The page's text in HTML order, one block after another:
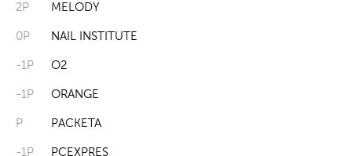
2P MELODY
0P NAIL INSTITUTE
-1P O2
-1P ORANGE
P PACKETA
-1P PCEXPRES